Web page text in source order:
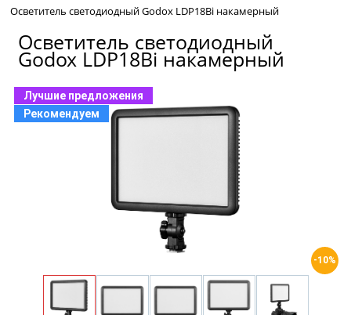
Осветитель светодиодный Godox LDP18Bi накамерный
Осветитель светодиодный
Godox LDP18Bi накамерный
Лучшие предложения
Рекомендуем
-10%